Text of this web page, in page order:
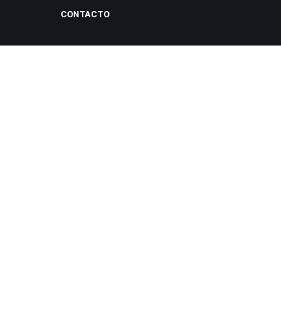
CONTACTO